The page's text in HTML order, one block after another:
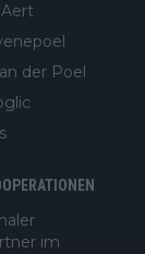
der Poel
im